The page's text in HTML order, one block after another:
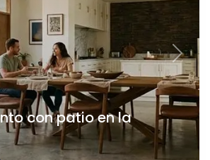
Next
con patio en la